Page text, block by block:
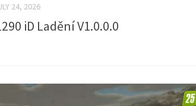
24, 2026
iD Ladění V1.0.0.0